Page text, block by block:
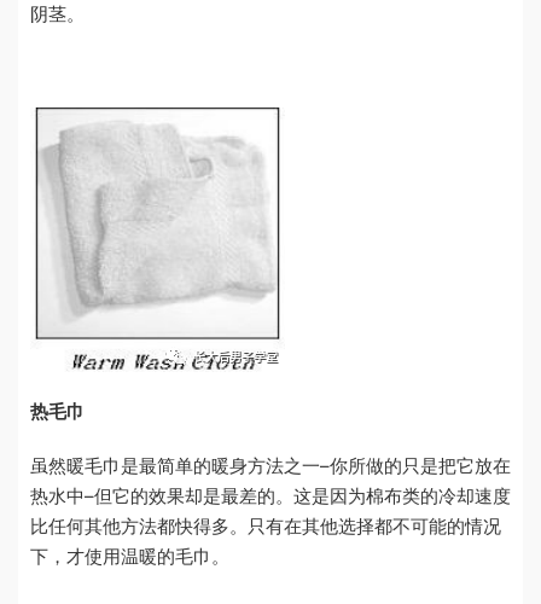
阴茎。
热毛巾
虽然暖毛巾是最简单的暖身方法之一–你所做的只是把它放在
热水中–但它的效果却是最差的。这是因为棉布类的冷却速度
比任何其他方法都快得多。只有在其他选择都不可能的情况
下，才使用温暖的毛巾。